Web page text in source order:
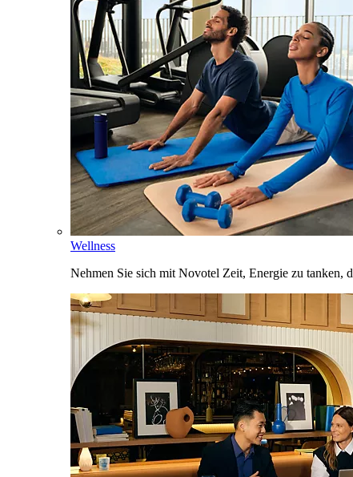
Wellness
Nehmen Sie sich mit Novotel Zeit, Energie zu tanken,